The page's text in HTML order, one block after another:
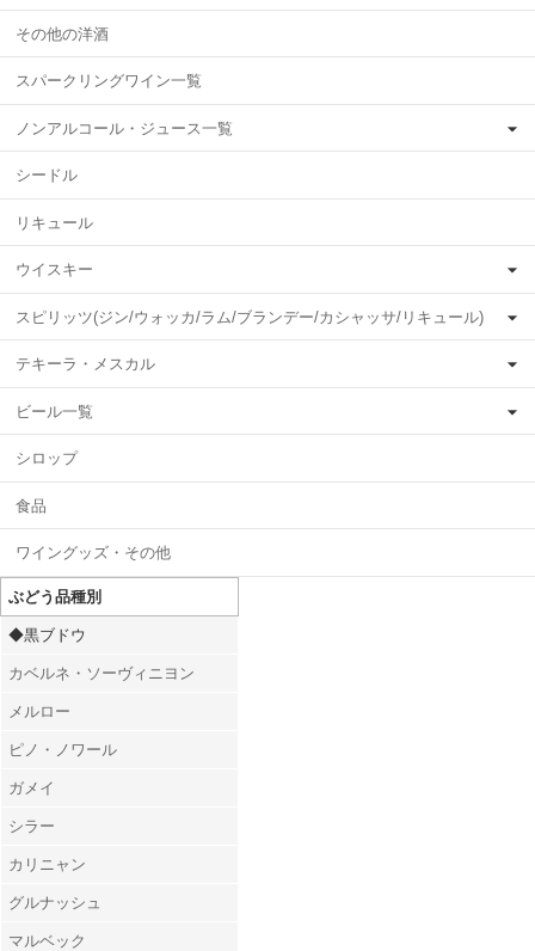
その他の洋酒
スパークリングワイン一覧
ノンアルコール・ジュース一覧
シードル
リキュール
ウイスキー
スピリッツ(ジン/ウォッカ/ラム/ブランデー/カシャッサ/リキュール)
テキーラ・メスカル
ビール一覧
シロップ
食品
ワイングッズ・その他
ぶどう品種別
◆黒ブドウ
カベルネ・ソーヴィニヨン
メルロー
ピノ・ノワール
ガメイ
シラー
カリニャン
グルナッシュ
マルベック